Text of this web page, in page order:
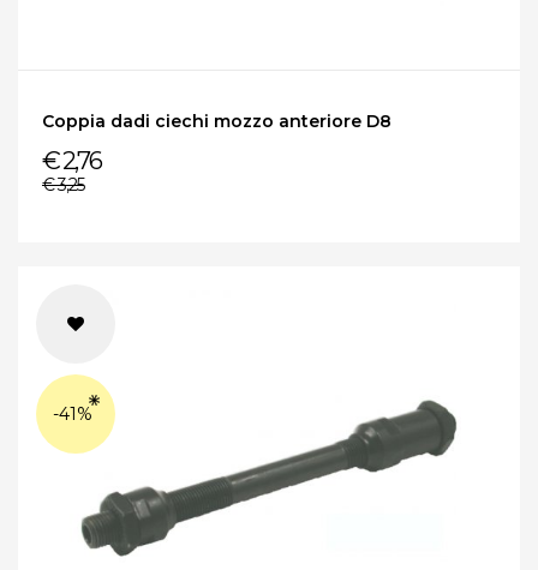
Coppia dadi ciechi mozzo anteriore D8
€ 2,76
€ 3,25
-41%